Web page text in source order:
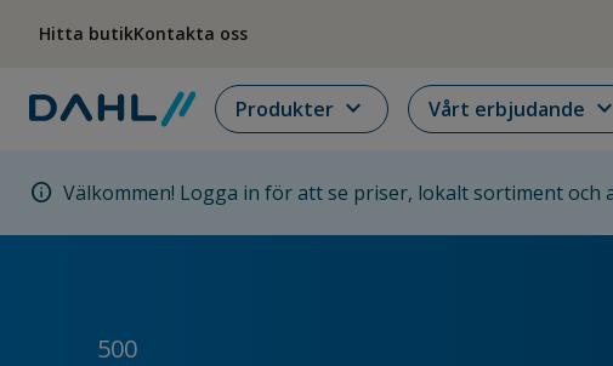
Hitta butikKontakta oss
Produkter expand_more Vårt erbjudande expand_more
info Välkommen! Logga in för att se priser, lokalt sortiment och
500